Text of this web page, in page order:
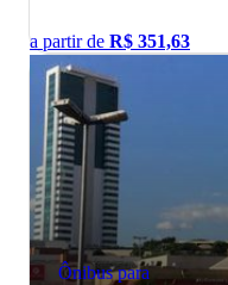
a partir de R$ 351,63
Ônibus para